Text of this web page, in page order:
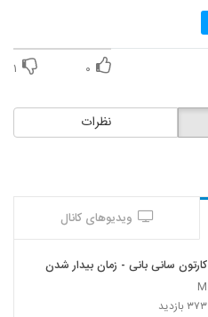
۰ ۱
نظرات
ویدیوهای کانال
کارتون سانی بانی - زمان بیدار شدن
M
۳۷۳ بازدید